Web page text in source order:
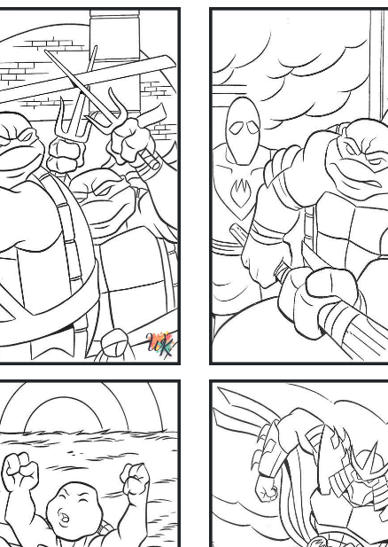
coloring easier and more fun with our app. Download
Get it on Google Play
Available on the App Store